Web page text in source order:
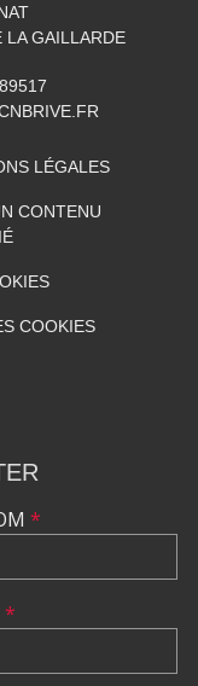
LA GAILLARDE
LÉGALES
CONTENU
COOKIES
*
*